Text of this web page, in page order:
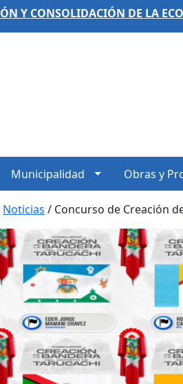
Y CONSOLIDACIÓN DE LA
Municipalidad Obras y
Noticias / Concurso de Creación